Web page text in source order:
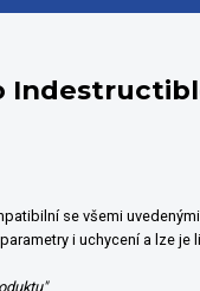
se všemi
i uchycení a lze je